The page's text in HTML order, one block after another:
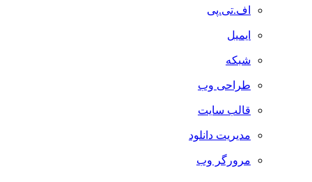
اف.تی.پی
ایمیل
شبکه
طراحی وب
قالب سایت
مدیریت دانلود
مرورگر وب